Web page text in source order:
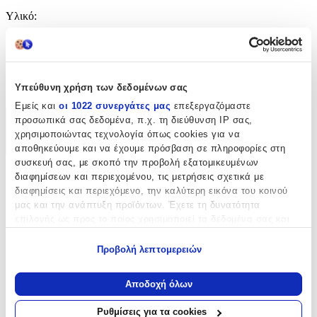
Υπεύθυνη χρήση των δεδομένων σας
Εμείς και οι 1022 συνεργάτες μας επεξεργαζόμαστε
προσωπικά σας δεδομένα, π.χ. τη διεύθυνση IP σας,
χρησιμοποιώντας τεχνολογία όπως cookies για να
αποθηκεύουμε και να έχουμε πρόσβαση σε πληροφορίες στη
συσκευή σας, με σκοπό την προβολή εξατομικευμένων
διαφημίσεων και περιεχομένου, τις μετρήσεις σχετικά με
διαφημίσεις και περιεχόμενο, την καλύτερη εικόνα του κοινού
μας και την ανάπτυξη προϊόντων. Έχετε τη δυνατότητα
Να συλλέξουμε πληροφορίες σχετικά με τη γεωγραφική
σας τοποθεσία, οι οποίες μπορεί να είναι ακριβείς σε
απόσταση μερικών μέτρων
Προβολή λεπτομερειών
Αποδοχή όλων
Ρυθμίσεις για τα cookies
Υλικό:
Κατασκευαστής:
OEM
Χαρακτηριστικά
+
Χαρακτηριστικά
Είδος
Κατασκευαστής